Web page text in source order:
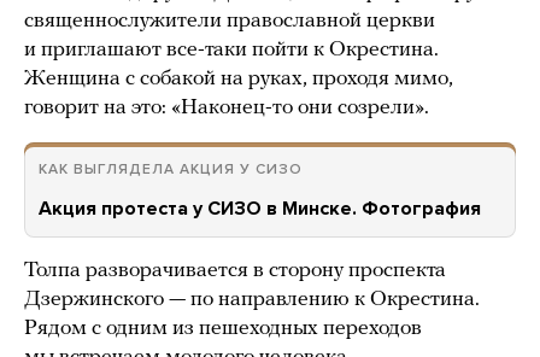
священнослужители православной церкви
и приглашают все-таки пойти к Окрестина.
Женщина с собакой на руках, проходя мимо,
говорит на это: «Наконец-то они созрели».
КАК ВЫГЛЯДЕЛА АКЦИЯ У СИЗО
Акция протеста у СИЗО в Минске. Фотография
Толпа разворачивается в сторону проспекта
Дзержинского — по направлению к Окрестина.
Рядом с одним из пешеходных переходов